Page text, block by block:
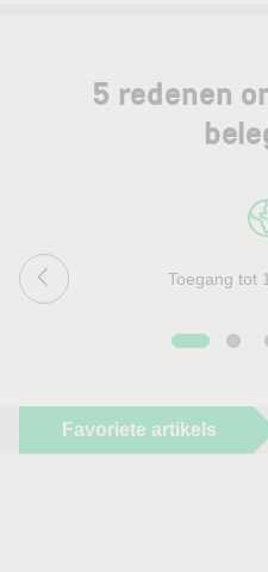
5 redenen
Toegang tot
Favoriete artikels